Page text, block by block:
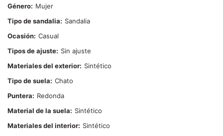
Género
Mujer
Tipo de sandalia
Sandalia
Ocasión Casual
Tipos de ajuste
Sin ajuste
Materiales del exterior
Sintético
Tipo de suela
Chato
Puntera
Redonda
Material de la suela
Sintético
Materiales del interior
Sintético